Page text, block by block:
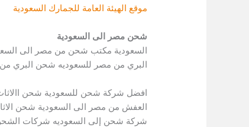
موقع الهيئة العامة للجمارك السعودية
شحن مصر الى السعودية
السعودية مكتب شحن من مصر الى
البري من مصر للسعوديه شحن البري
افضل شركة شحن للسعودية شحن
العفش من مصر الى السعودية شحن
شركة شحن إلى السعوديه شركات